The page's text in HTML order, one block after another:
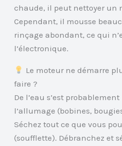
chaude, il peut nettoyer un
Cependant, il mousse
rinçage abondant, ce qui
l’électronique.
Le moteur ne démarre
faire ?
De l’eau s’est
l’allumage (bobines,
Séchez tout ce que vous
(soufflette). Débranchez et